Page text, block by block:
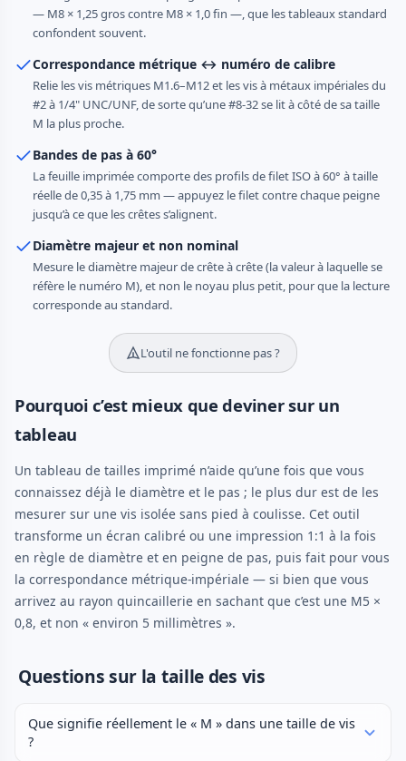
— M8 × 1,25 gros contre M8 × 1,0 fin —, que les tableaux standard
confondent souvent.
Correspondance métrique ↔ numéro de calibre
Relie les vis métriques M1.6–M12 et les vis à métaux impériales du
#2 à 1/4" UNC/UNF, de sorte qu’une #8-32 se lit à côté de sa taille
M la plus proche.
Bandes de pas à 60°
La feuille imprimée comporte des profils de filet ISO à 60° à taille
réelle de 0,35 à 1,75 mm — appuyez le filet contre chaque peigne
jusqu’à ce que les crêtes s’alignent.
Diamètre majeur et non nominal
Mesure le diamètre majeur de crête à crête (la valeur à laquelle se
réfère le numéro M), et non le noyau plus petit, pour que la lecture
corresponde au standard.
L'outil ne fonctionne pas ?
Pourquoi c’est mieux que deviner sur un
tableau
Un tableau de tailles imprimé n’aide qu’une fois que vous
connaissez déjà le diamètre et le pas ; le plus dur est de les
mesurer sur une vis isolée sans pied à coulisse. Cet outil
transforme un écran calibré ou une impression 1:1 à la fois
en règle de diamètre et en peigne de pas, puis fait pour vous
la correspondance métrique-impériale — si bien que vous
arrivez au rayon quincaillerie en sachant que c’est une M5 ×
0,8, et non « environ 5 millimètres ».
Questions sur la taille des vis
Que signifie réellement le « M » dans une taille de vis
?